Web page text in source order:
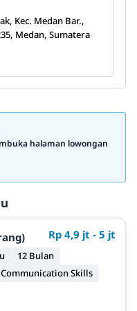
Kec. Medan Bar.,
Medan, Sumatera
halaman lowongan
Rp 4,9 jt - 5 jt
12 Bulan
Communication Skills